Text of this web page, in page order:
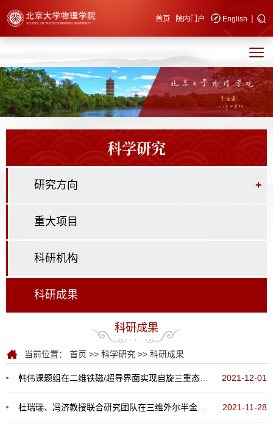
快速导航 首页 院内门户 English |
科学研究
研究方向 +
重大项目
科研机构
科研成果
科研成果
当前位置： 首页 >> 科学研究 >> 科研成果
韩伟课题组在二维铁磁/超导界面实现自旋三重态超导的构造与探测 2021-12-01
杜瑞瑞、冯济教授联合研究团队在三维外尔半金属中发现一维费米弧边界态 2021-11-28